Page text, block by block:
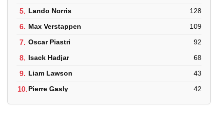
5. Lando Norris 128
6. Max Verstappen 109
7. Oscar Piastri 92
8. Isack Hadjar 68
9. Liam Lawson 43
10.Pierre Gasly 42